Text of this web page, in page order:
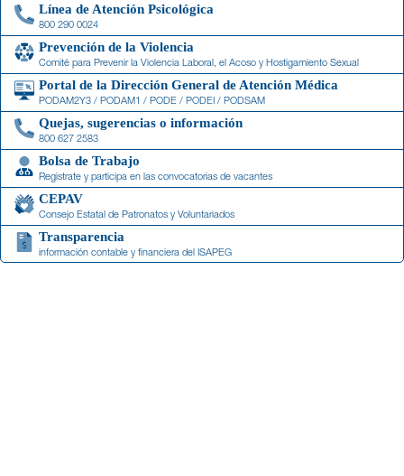
Línea de Atención Psicológica
800 290 0024
Prevención de la Violencia
Comité para Prevenir la Violencia Laboral, el Acoso y Hostigamiento Sexual
Portal de la Dirección General de Atención Médica
PODAM2Y3 / PODAM1 / PODE / PODEI / PODSAM
Quejas, sugerencias o información
800 627 2583
Bolsa de Trabajo
Registrate y participa en las convocatorias de vacantes
CEPAV
Consejo Estatal de Patronatos y Voluntariados
Transparencia
información contable y financiera del ISAPEG